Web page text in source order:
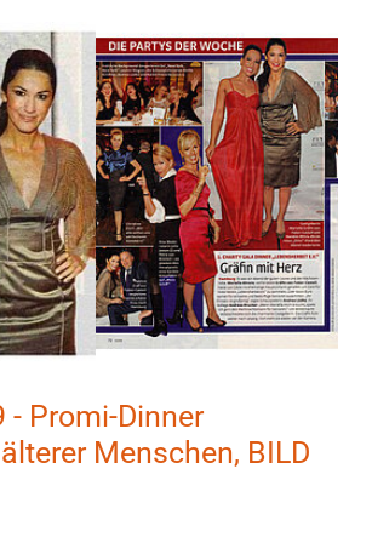
Show larger version
- Promi-Dinner
Menschen, BILD